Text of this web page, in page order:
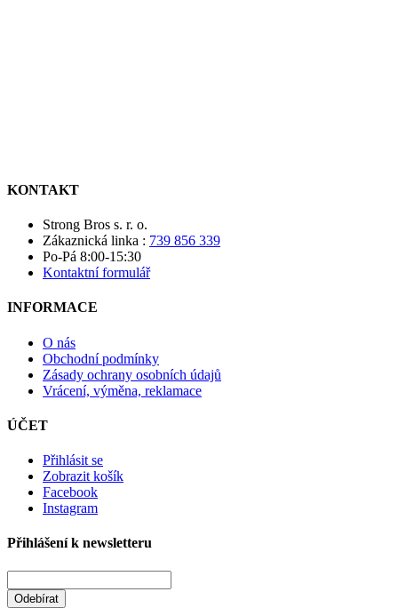
KONTAKT
Strong Bros s. r. o.
Zákaznická linka : 739 856 339
Po-Pá 8:00-15:30
Kontaktní formulář
INFORMACE
O nás
Obchodní podmínky
Zásady ochrany osobních údajů
Vrácení, výměna, reklamace
ÚČET
Přihlásit se
Zobrazit košík
Facebook
Instagram
Přihlášení k newsletteru
Odebírat